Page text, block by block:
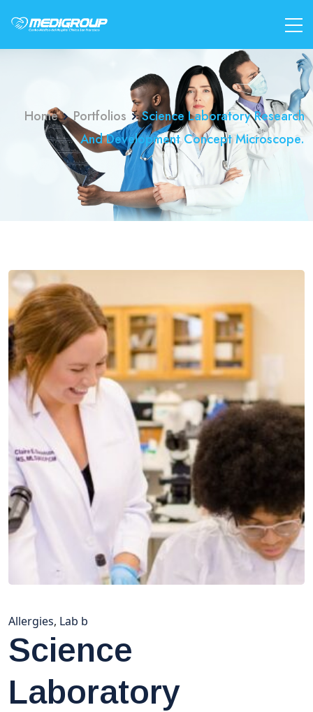
Home Portfolios
Science Laboratory Research
And Development Concept Microscope.
Allergies, Lab b
Science
Laboratory